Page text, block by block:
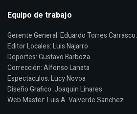
Equipo de trabajo
Gerente General: Eduardo Torres Carrasco.
Editor Locales: Luis Najarro
Deportes: Gustavo Barboza
Corrección: Alfonso Lanata
Espectaculos: Lucy Novoa
Diseño Grafico: Joaquin Linares
Web Master: Luis A. Valverde Sanchez